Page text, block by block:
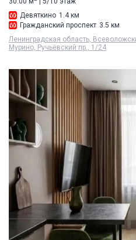
Девяткино 1.4 км
Гражданский проспект 3.5 км
Ленинградская область,
Мурино, Ручьёвский пр., 1/24